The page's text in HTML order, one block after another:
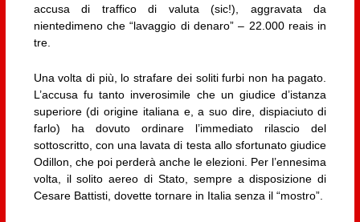
accusa di traffico di valuta (sic!), aggravata da
nientedimeno che “lavaggio di denaro” – 22.000 reais in
tre.
Una volta di più, lo strafare dei soliti furbi non ha pagato.
L’accusa fu tanto inverosimile che un giudice d’istanza
superiore (di origine italiana e, a suo dire, dispiaciuto di
farlo) ha dovuto ordinare l’immediato rilascio del
sottoscritto, con una lavata di testa allo sfortunato giudice
Odillon, che poi perderà anche le elezioni. Per l’ennesima
volta, il solito aereo di Stato, sempre a disposizione di
Cesare Battisti, dovette tornare in Italia senza il “mostro”.